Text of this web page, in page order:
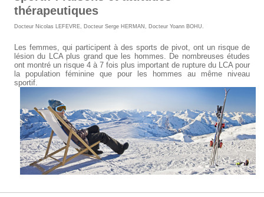
thérapeutiques
Docteur Nicolas LEFEVRE, Docteur Serge HERMAN , Docteur Yoann BOHU.
Les femmes, qui participent à des sports de pivot, ont un risque de
lésion du LCA plus grand que les hommes. De nombreuses études
ont montré un risque 4 à 7 fois plus important de rupture du LCA pour
la population féminine que pour les hommes au même niveau
sportif.